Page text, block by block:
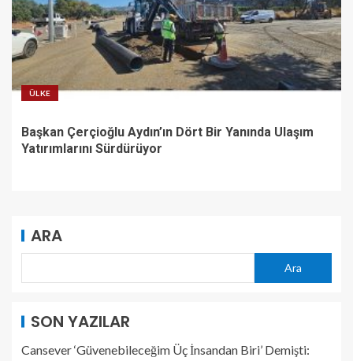
ÜLKE
Başkan Çerçioğlu Aydın’ın Dört Bir Yanında Ulaşım
Yatırımlarını Sürdürüyor
ARA
Ara
SON YAZILAR
Cansever ‘Güvenebileceğim Üç İnsandan Biri’ Demişti: